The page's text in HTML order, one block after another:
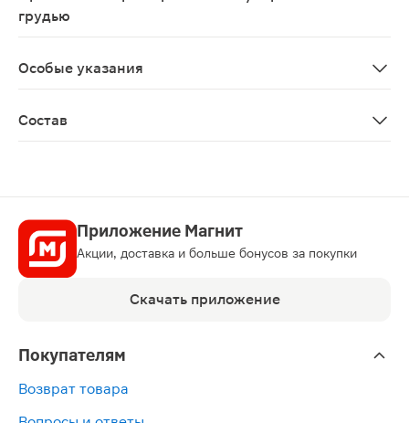
грудью
Особые указания
Состав
Приложение Магнит
Акции, доставка и больше бонусов за покупки
Скачать приложение
Покупателям
Возврат товара